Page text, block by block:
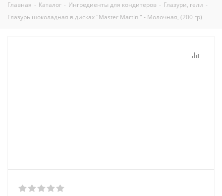
Главная - Каталог - Ингредиенты для кондитеров - Глазури, гели -
Глазурь шоколадная в дисках "Master Martini" - Молочная, (200 гр)